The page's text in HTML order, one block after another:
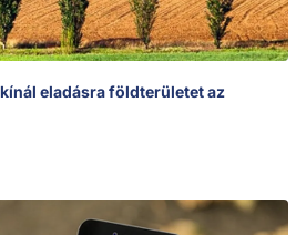
eladásra földterületet az